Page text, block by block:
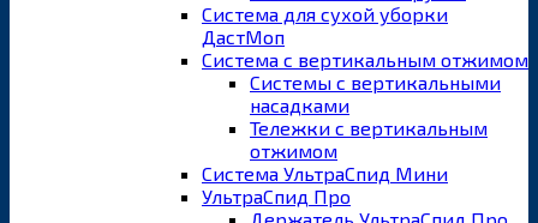
Система для сухой уборки
ДастМоп
Система с вертикальным отжимом
Системы с вертикальными
насадками
Тележки с вертикальным
отжимом
Система УльтраСпид Мини
УльтраСпид Про